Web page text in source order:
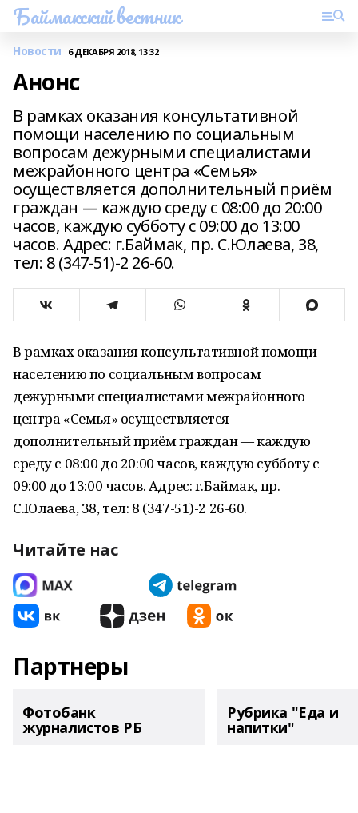
Баймакский вестник
Новости 6 ДЕКАБРЯ 2018, 13:32
Анонс
В рамках оказания консультативной
помощи населению по социальным
вопросам дежурными специалистами
межрайонного центра «Семья»
осуществляется дополнительный приём
граждан — каждую среду с 08:00 до 20:00
часов, каждую субботу с 09:00 до 13:00
часов. Адрес: г.Баймак, пр. С.Юлаева, 38,
тел: 8 (347-51)-2 26-60.
В рамках оказания консультативной помощи
населению по социальным вопросам
дежурными специалистами межрайонного
центра «Семья» осуществляется
дополнительный приём граждан — каждую
среду с 08:00 до 20:00 часов, каждую субботу с
09:00 до 13:00 часов. Адрес: г.Баймак, пр.
С.Юлаева, 38, тел: 8 (347-51)-2 26-60.
Читайте нас
Партнеры
Фотобанк
журналистов РБ
Рубрика "Еда и
напитки"